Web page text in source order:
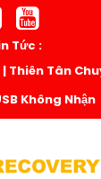
Tức :
| Thiên Tân
Không Nhận